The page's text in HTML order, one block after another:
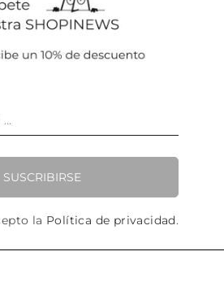
SUSCRIBIRSE
la Política de privacidad.